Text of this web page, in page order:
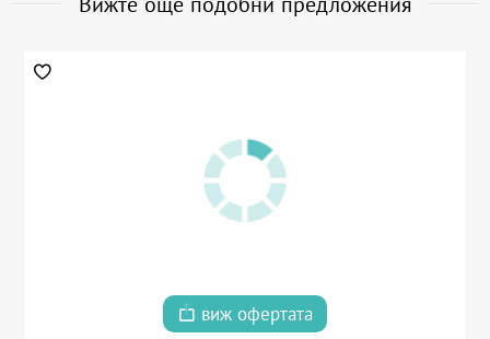
виж офертата